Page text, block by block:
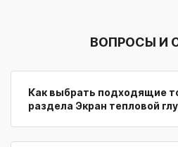
ВОПРОСЫ И
Как выбрать подходящие
раздела Экран тепловой